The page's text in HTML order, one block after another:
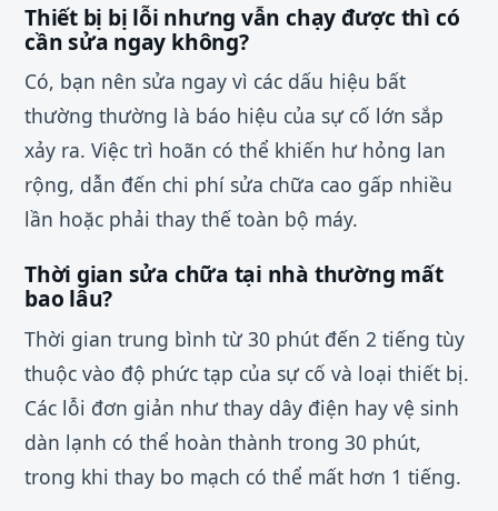
Thiết bị bị lỗi nhưng vẫn chạy được thì có
cần sửa ngay không?
Có, bạn nên sửa ngay vì các dấu hiệu bất
thường thường là báo hiệu của sự cố lớn sắp
xảy ra. Việc trì hoãn có thể khiến hư hỏng lan
rộng, dẫn đến chi phí sửa chữa cao gấp nhiều
lần hoặc phải thay thế toàn bộ máy.
Thời gian sửa chữa tại nhà thường mất
bao lâu?
Thời gian trung bình từ 30 phút đến 2 tiếng tùy
thuộc vào độ phức tạp của sự cố và loại thiết bị.
Các lỗi đơn giản như thay dây điện hay vệ sinh
dàn lạnh có thể hoàn thành trong 30 phút,
trong khi thay bo mạch có thể mất hơn 1 tiếng.